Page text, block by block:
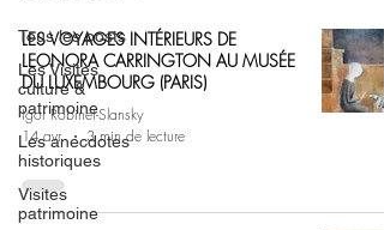
Tous les posts
Les Visites
culture &
patrimoine
Les anecdotes
historiques
Visites
patrimoine
LES VOYAGES INTÉRIEURS DE
LEONORA CARRINGTON AU MUSÉE
DU LUXEMBOURG (PARIS)
Igor Robinet-Slansky
14 avr.
3 min de lecture